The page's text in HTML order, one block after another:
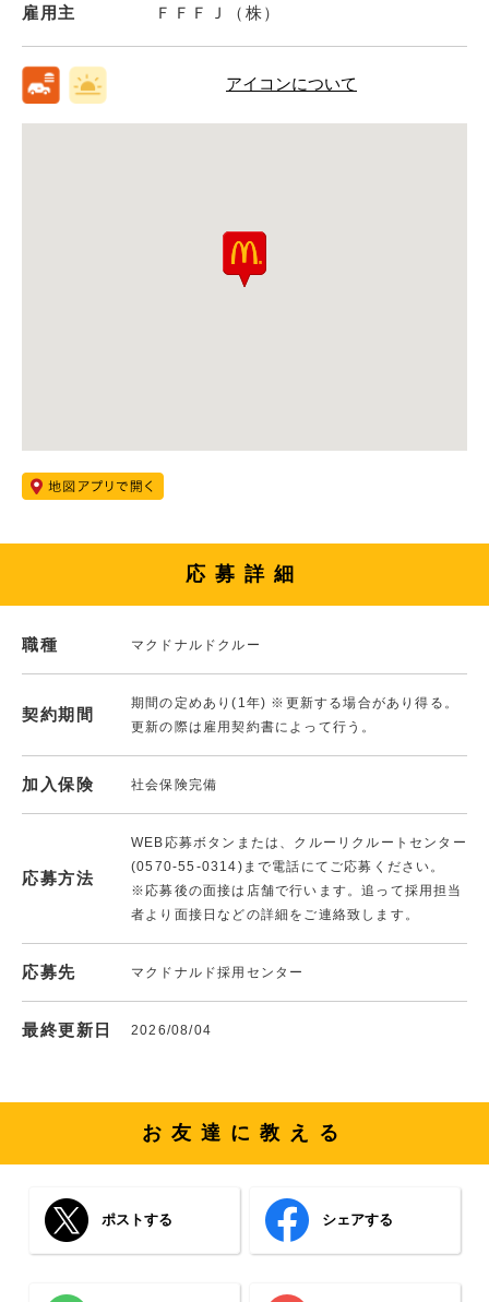
雇用主 ＦＦＦＪ（株）
アイコンについて
応募詳細
職種 マクドナルドクルー
契約期間
期間の定めあり(1年) ※更新する場合があり得る。
更新の際は雇用契約書によって行う。
加入保険 社会保険完備
応募方法
WEB応募ボタンまたは、クルーリクルートセンター
(0570-55-0314)まで電話にてご応募ください。
※応募後の面接は店舗で行います。追って採用担当
者より面接日などの詳細をご連絡致します。
応募先 マクドナルド採用センター
最終更新日 2026/08/04
お友達に教える
ポストする シェアする